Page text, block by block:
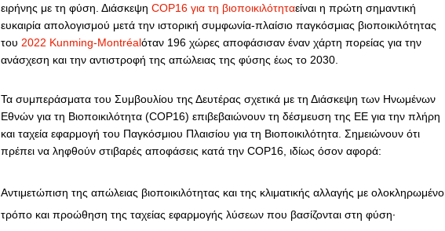
ειρήνης με τη φύση. Διάσκεψη COP16 για τη βιοποικιλότηταείναι η πρώτη σημαντική
ευκαιρία απολογισμού μετά την ιστορική συμφωνία-πλαίσιο παγκόσμιας βιοποικιλότητας
του 2022 Kunming-Montréalόταν 196 χώρες αποφάσισαν έναν χάρτη πορείας για την
ανάσχεση και την αντιστροφή της απώλειας της φύσης έως το 2030.
Τα συμπεράσματα του Συμβουλίου της Δευτέρας σχετικά με τη Διάσκεψη των Ηνωμένων
Εθνών για τη Βιοποικιλότητα (COP16) επιβεβαιώνουν τη δέσμευση της ΕΕ για την πλήρη
και ταχεία εφαρμογή του Παγκόσμιου Πλαισίου για τη Βιοποικιλότητα. Σημειώνουν ότι
πρέπει να ληφθούν στιβαρές αποφάσεις κατά την COP16, ιδίως όσον αφορά:
Αντιμετώπιση της απώλειας βιοποικιλότητας και της κλιματικής αλλαγής με ολοκληρωμένο
τρόπο και προώθηση της ταχείας εφαρμογής λύσεων που βασίζονται στη φύση·